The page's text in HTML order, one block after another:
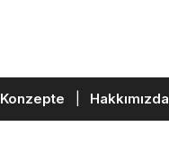
Konzepte Hakkımızda